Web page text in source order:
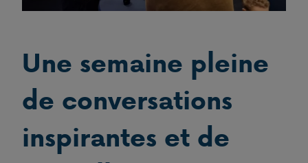
Une semaine pleine
de conversations
inspirantes et de